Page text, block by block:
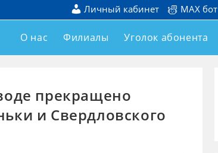
Личный кабинет MAX бот
О нас Филиалы Уголок абонента
прекращено
и Свердловского